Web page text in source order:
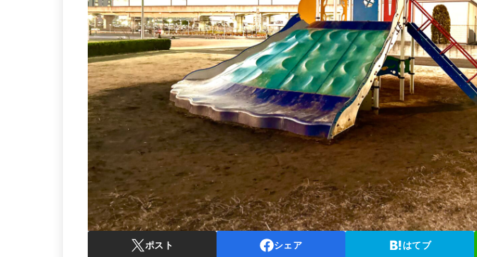
ポスト シェア はてブ